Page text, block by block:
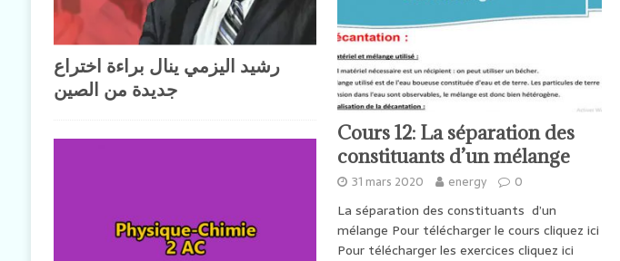
Cours 12: La séparation des
constituants d’un mélange
31 mars 2020 energy 0
La séparation des constituants d’un
mélange Pour télécharger le cours cliquez ici
Pour télécharger les exercices cliquez ici
رشيد اليزمي ينال براءة اختراع
جديدة من الصين